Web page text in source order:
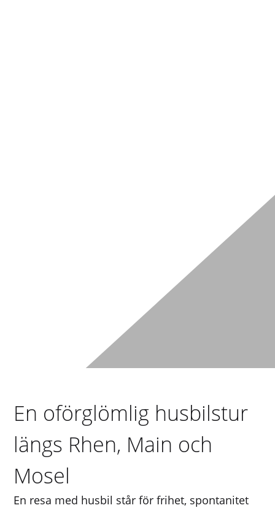
En oförglömlig husbilstur
längs Rhen, Main och
Mosel
En resa med husbil står för frihet, spontanitet